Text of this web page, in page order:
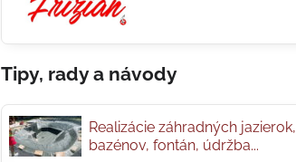
Tipy, rady a návody
Realizácie záhradných jazierok,
bazénov, fontán, údržba...